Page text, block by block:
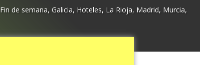
Fin de semana, Galicia, Hoteles, La Rioja, Madrid, Murcia,